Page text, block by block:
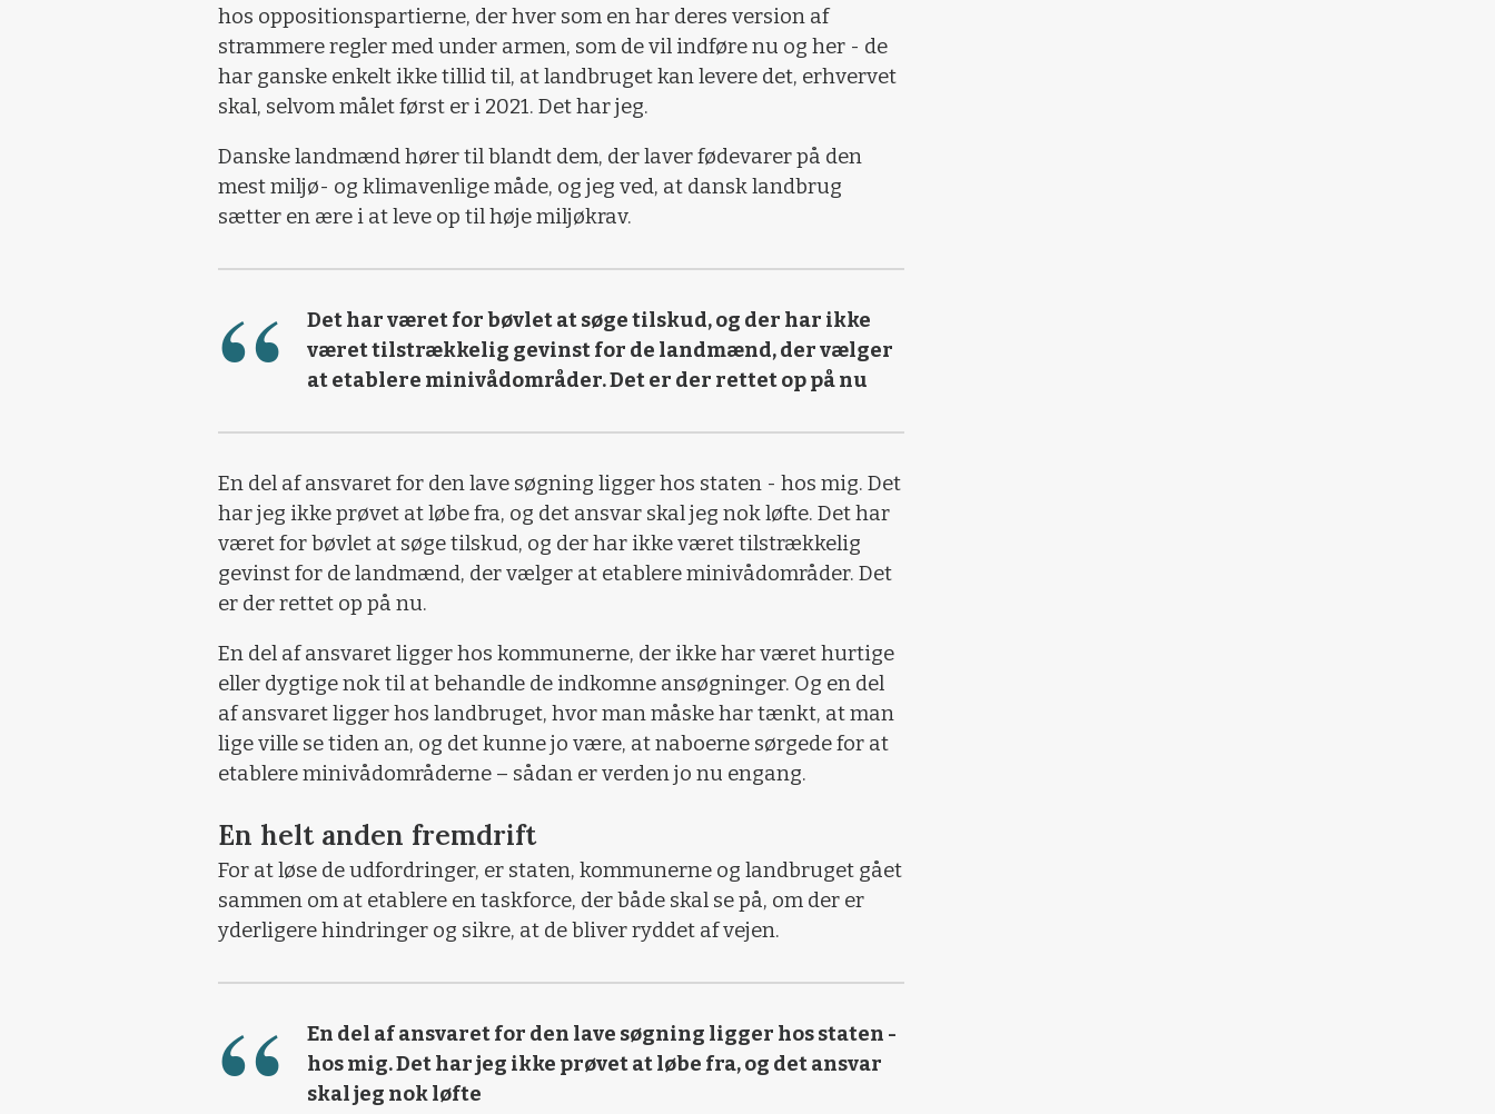
hos oppositionspartierne, der hver som en har deres version af
strammere regler med under armen, som de vil indføre nu og her - de
har ganske enkelt ikke tillid til, at landbruget kan levere det, erhvervet
skal, selvom målet først er i 2021. Det har jeg.
Danske landmænd hører til blandt dem, der laver fødevarer på den
mest miljø- og klimavenlige måde, og jeg ved, at dansk landbrug
sætter en ære i at leve op til høje miljøkrav.
Det har været for bøvlet at søge tilskud, og der har ikke
været tilstrækkelig gevinst for de landmænd, der vælger
at etablere minivådområder. Det er der rettet op på nu
En del af ansvaret for den lave søgning ligger hos staten - hos mig. Det
har jeg ikke prøvet at løbe fra, og det ansvar skal jeg nok løfte. Det har
været for bøvlet at søge tilskud, og der har ikke været tilstrækkelig
gevinst for de landmænd, der vælger at etablere minivådområder. Det
er der rettet op på nu.
En del af ansvaret ligger hos kommunerne, der ikke har været hurtige
eller dygtige nok til at behandle de indkomne ansøgninger. Og en del
af ansvaret ligger hos landbruget, hvor man måske har tænkt, at man
lige ville se tiden an, og det kunne jo være, at naboerne sørgede for at
etablere minivådområderne – sådan er verden jo nu engang.
En helt anden fremdrift
For at løse de udfordringer, er staten, kommunerne og landbruget gået
sammen om at etablere en taskforce, der både skal se på, om der er
yderligere hindringer og sikre, at de bliver ryddet af vejen.
En del af ansvaret for den lave søgning ligger hos staten -
hos mig. Det har jeg ikke prøvet at løbe fra, og det ansvar
skal jeg nok løfte